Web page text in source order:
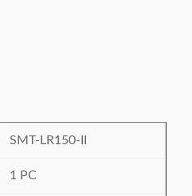
SMT-LR150-II
1 PC